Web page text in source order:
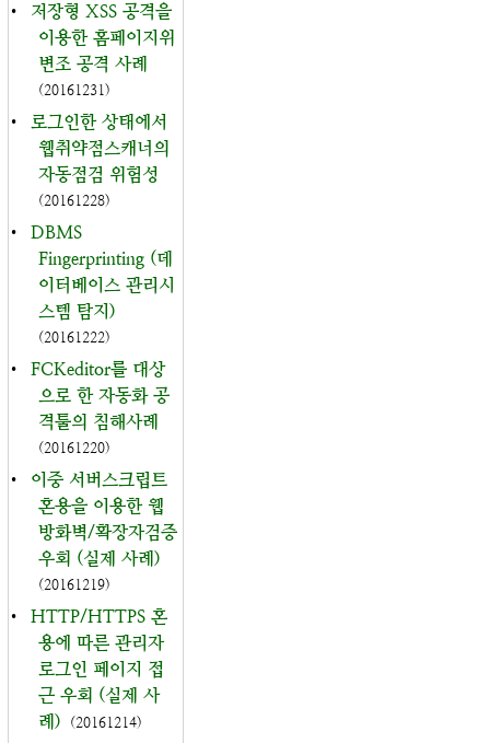
•
저장형 XSS 공격을
이용한 홈페이지위
변조 공격 사례
(20161231)
•
로그인한 상태에서
웹취약점스캐너의
자동점검 위험성
(20161228)
•
DBMS
Fingerprinting (데
이터베이스 관리시
스템 탐지)
(20161222)
•
FCKeditor를 대상
으로 한 자동화 공
격툴의 침해사례
(20161220)
•
이중 서버스크립트
혼용을 이용한 웹
방화벽/확장자검증
우회 (실제 사례)
(20161219)
•
HTTP/HTTPS 혼
용에 따른 관리자
로그인 페이지 접
근 우회 (실제 사
례)
(20161214)